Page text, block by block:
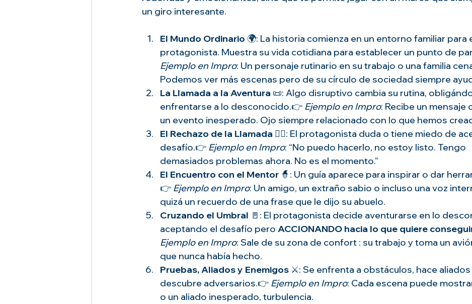
un giro interesante.
El Mundo Ordinario 🌍: La historia comienza en un entorno familiar para
protagonista. Muestra su vida cotidiana para establecer un punto de
Ejemplo en Impro: Un personaje rutinario en su trabajo o una familia
Podemos ver más escenas pero de su círculo de sociedad siempre
La Llamada a la Aventura 📜: Algo disruptivo cambia su rutina,
enfrentarse a lo desconocido.👉 Ejemplo en Impro: Recibe un mensaje
un evento inesperado. Ojo siempre relacionado con lo que hemos
El Rechazo de la Llamada 🙅‍♂️: El protagonista duda o tiene miedo de
desafío.👉 Ejemplo en Impro: “No puedo hacerlo, no estoy listo. Tengo
demasiados problemas ahora. No es el momento.”
El Encuentro con el Mentor 🧙: Un guía aparece para inspirar o dar
👉 Ejemplo en Impro: Un amigo, un extraño sabio o incluso una voz
quizá un recuerdo de una frase que le dijo su abuelo.
Cruzando el Umbral 🚪: El protagonista decide aventurarse en lo
aceptando el desafío pero ACCIONANDO hacia lo que quiere consegui
Ejemplo en Impro: Sale de su zona de confort : su trabajo y toma un
que nunca había hecho.
Pruebas, Aliados y Enemigos ⚔️: Se enfrenta a obstáculos, hace aliados
descubre adversarios.👉 Ejemplo en Impro: Cada escena puede
o un aliado inesperado, turbulencia.